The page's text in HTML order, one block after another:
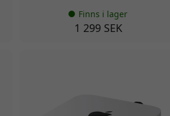
Finns i lager
1 299 SEK